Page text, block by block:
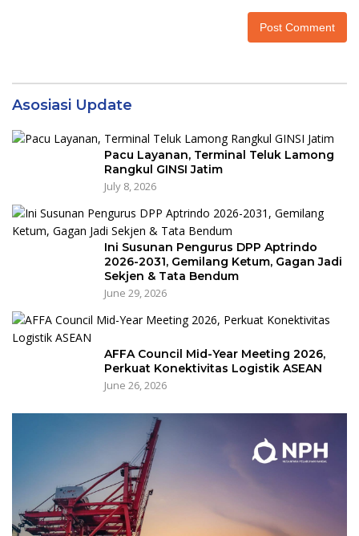
Asosiasi Update
Pacu Layanan, Terminal Teluk Lamong
Rangkul GINSI Jatim
July 8, 2026
Ini Susunan Pengurus DPP Aptrindo
2026-2031, Gemilang Ketum, Gagan Jadi
Sekjen & Tata Bendum
June 29, 2026
AFFA Council Mid-Year Meeting 2026,
Perkuat Konektivitas Logistik ASEAN
June 26, 2026